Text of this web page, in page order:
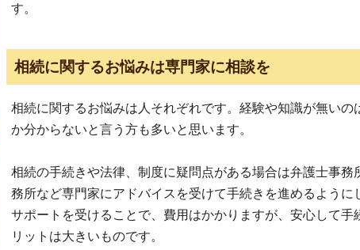
す。
相続に関するお悩みは専門家に相談を
相続に関するお悩みは人それぞれです。経験や知識が無いの
か分からないと言う方も多いと思います。
相続の手続きや法律、制度に疑問点がある場合は弁護士事務
務所など専門家にアドバイスを受けて手続きを進めるように
サポートを受けることで、費用はかかりますが、安心して手
リットは大きいものです。